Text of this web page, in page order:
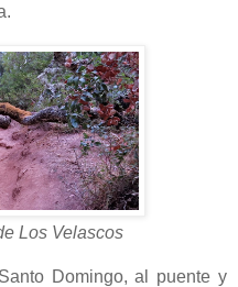
Los Velascos
Domingo, al puente y